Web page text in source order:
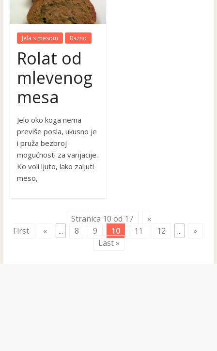
Jela s mesom Razno
Rolat od
mlevenog
mesa
Jelo oko koga nema
previše posla, ukusno je
i pruža bezbroj
mogućnosti za varijacije.
Ko voli ljuto, lako zaljuti
meso,
Stranica 10 od 17
«
First
« ... 8 9 10 11 12 ...
»
Last »